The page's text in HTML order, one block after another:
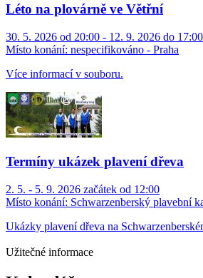
Léto na plovárně ve Větřní
30. 5. 2026 od 20:00 - 12. 9. 2026 do 17:00
Místo konání: nespecifikováno - Praha
Více informací v souboru.
Termíny ukázek plavení dřeva
2. 5. - 5. 9. 2026 začátek od 12:00
Místo konání: Schwarzenberský plavební
Ukázky plavení dřeva na
Užitečné informace